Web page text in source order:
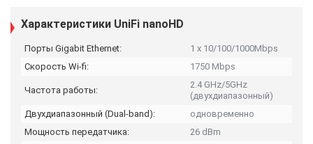
Характеристики UniFi nanoHD
Порты Gigabit Ethernet:
1 x 10/100/1000Mbps
Скорость Wi-fi:
1750 Mbps
Частота работы:
2.4 GHz/5GHz
(двухдиапазонный)
Двухдиапазонный (Dual-band):
одновременно
Мощность передатчика:
26 dBm